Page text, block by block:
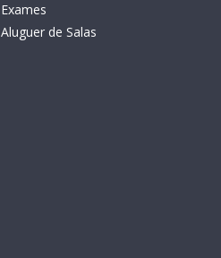
Exames
Aluguer de Salas